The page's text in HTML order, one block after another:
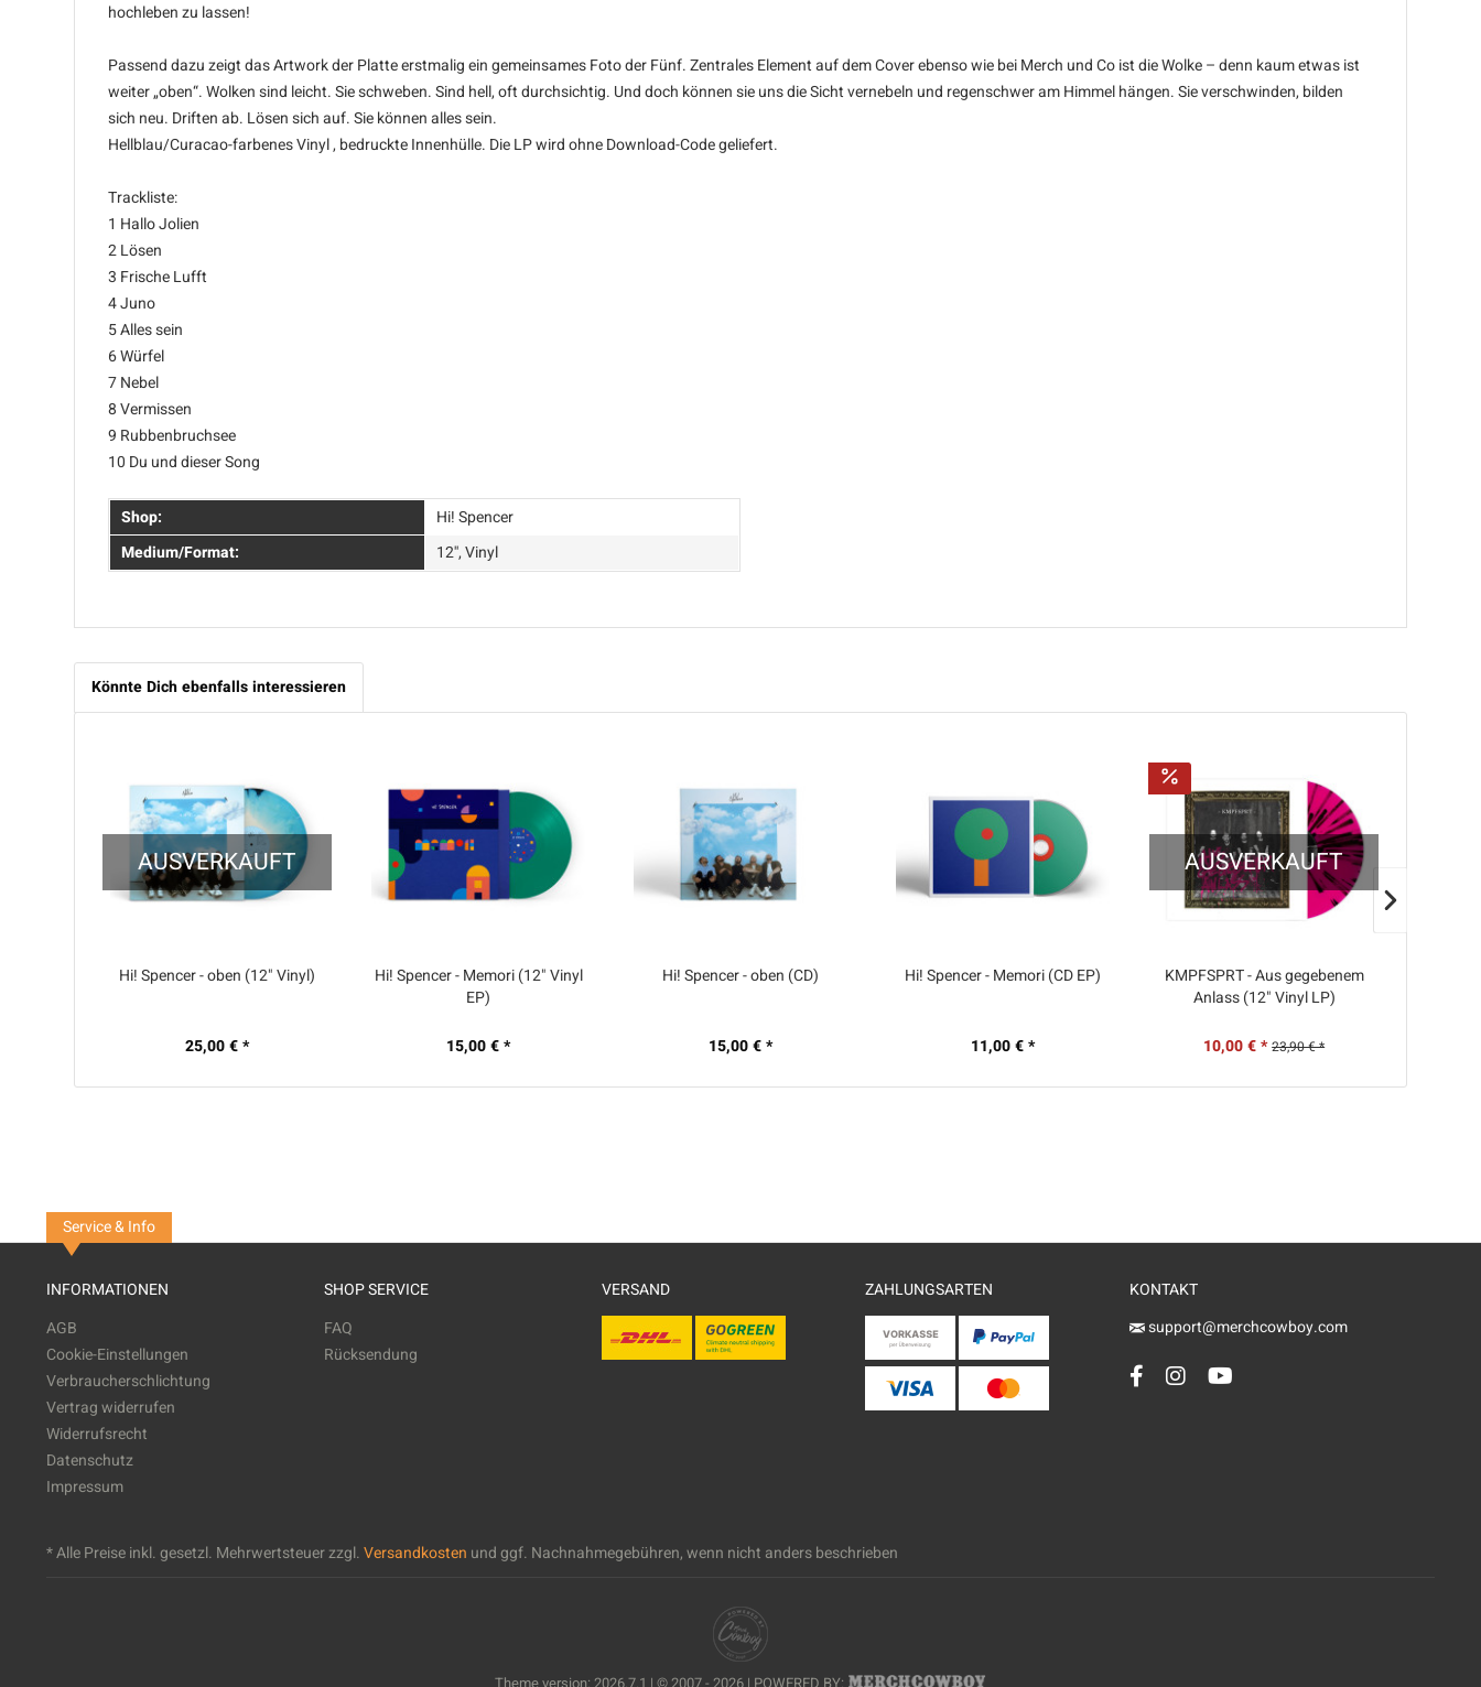
hochleben zu lassen!
Passend dazu zeigt das Artwork der Platte erstmalig ein gemeinsames Foto der Fünf. Zentrales Element auf dem Cover ebenso wie bei Merch und Co ist die Wolke – denn kaum etwas ist
weiter „oben“. Wolken sind leicht. Sie schweben. Sind hell, oft durchsichtig. Und doch können sie uns die Sicht vernebeln und regenschwer am Himmel hängen. Sie verschwinden, bilden
sich neu. Driften ab. Lösen sich auf. Sie können alles sein.
Hellblau/Curacao-farbenes Vinyl , bedruckte Innenhülle. Die LP wird ohne Download-Code geliefert.
Trackliste:
1 Hallo Jolien
2 Lösen
3 Frische Lufft
4 Juno
5 Alles sein
6 Würfel
7 Nebel
8 Vermissen
9 Rubbenbruchsee
10 Du und dieser Song
Shop:
Hi! Spencer
Medium/Format:
12'', Vinyl
Könnte Dich ebenfalls interessieren
AUSVERKAUFT
Hi! Spencer - oben (12" Vinyl)
25,00 € *
Hi! Spencer - Memori (12" Vinyl
EP)
15,00 € *
Hi! Spencer - oben (CD)
15,00 € *
Hi! Spencer - Memori (CD EP)
11,00 € *
AUSVERKAUFT
KMPFSPRT - Aus gegebenem
Anlass (12" Vinyl LP)
10,00 € * 23,90 € *
Service & Info
INFORMATIONEN
AGB
Cookie-Einstellungen
Verbraucherschlichtung
Vertrag widerrufen
Widerrufsrecht
Datenschutz
Impressum
SHOP SERVICE
FAQ
Rücksendung
VERSAND ZAHLUNGSARTEN
KONTAKT
support@merchcowboy.com
* Alle Preise inkl. gesetzl. Mehrwertsteuer zzgl.Versandkosten und ggf. Nachnahmegebühren, wenn nicht anders beschrieben